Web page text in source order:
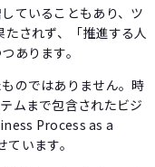
ていることもあり、ツ
されず、「推進する人
あります。
のではありません。時
ムまで包含されたビジ
Process as a
います。